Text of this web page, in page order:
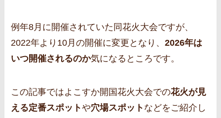
例年8月に開催されていた同花火大会ですが、
2022年より10月の開催に変更となり、2026年は
いつ開催されるのか気になるところです。
この記事ではよこすか開国花火大会での花火が見
える定番スポットや穴場スポット などをご紹介し